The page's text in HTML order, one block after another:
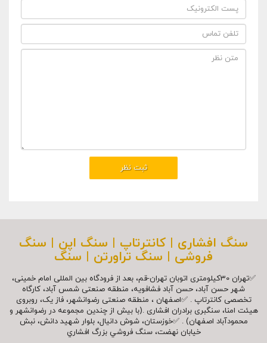
سنگ افشاری | کانترتاپ | سنگ اپن | سنگ
فروشی | سنگ تراورتن | سنگ
✅تهران 30کیلومتری اتوبان تهران-قم، بعد از فرودگاه بین المللی امام خمینی،
شهر حسن آباد، حسن آباد فشافویه، منطقه صنعتی شمس آباد، کارگاه
تخصصی کانترتاپ . ✅اصفهان ، منطقه صنعتی رضوانشهر، فاز یک، روبروی
هیئت امنا، سنگبری برادران افشاری .(با بیش از چندین مجموعه در رضوانشهر و
محمودآباد اصفهان) . ✅خوزستان، شوش دانیال، بلوار شهيد دانش، نبش
خیابان نهضت، سنگ فروشي بزرگ افشاري